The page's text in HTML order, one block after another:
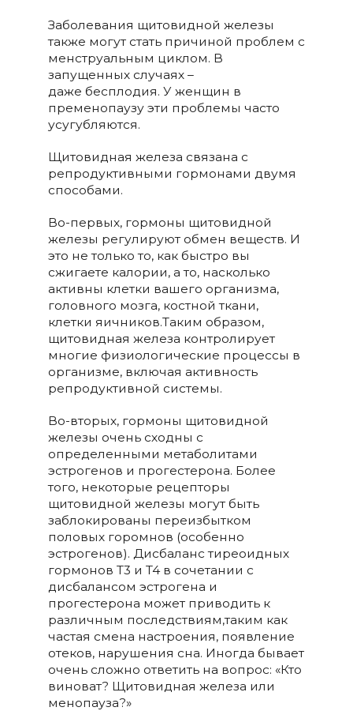
Заболевания щитовидной железы
также могут стать причиной проблем с
менструальным циклом. В
запущенных случаях –
даже бесплодия. У женщин в
пременопаузу эти проблемы часто
усугубляются.
Щитовидная железа связана с
репродуктивными гормонами двумя
способами.
Во-первых, гормоны щитовидной
железы регулируют обмен веществ. И
это не только то, как быстро вы
сжигаете калории, а то, насколько
активны клетки вашего организма,
головного мозга, костной ткани,
клетки яичников.Таким образом,
щитовидная железа контролирует
многие физиологические процессы в
организме, включая активность
репродуктивной системы.
Во-вторых, гормоны щитовидной
железы очень сходны с
определенными метаболитами
эстрогенов и прогестерона. Более
того, некоторые рецепторы
щитовидной железы могут быть
заблокированы переизбытком
половых горомнов (особенно
эстрогенов). Дисбаланс тиреоидных
гормонов T3 и T4 в сочетании с
дисбалансом эстрогена и
прогестерона может приводить к
различным последствиям,таким как
частая смена настроения, появление
отеков, нарушения сна. Иногда бывает
очень сложно ответить на вопрос: «Кто
виноват? Щитовидная железа или
менопауза?»